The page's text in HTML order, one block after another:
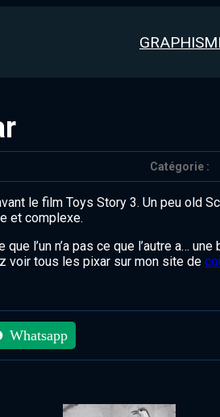
Catégorie :
le film Toys Story 3. Un peu old
et complexe.
l’un n’a pas ce que l’autre a…
voir tous les pixar sur mon site de
Whatsapp